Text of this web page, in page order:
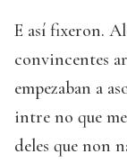
E así fixeron.
convincentes
empezaban a
intre no que
deles que non